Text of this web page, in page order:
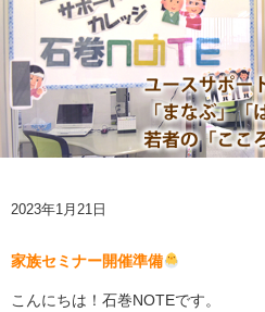
2023年1月21日
家族セミナー開催準備
こんにちは！石巻NOTEです。